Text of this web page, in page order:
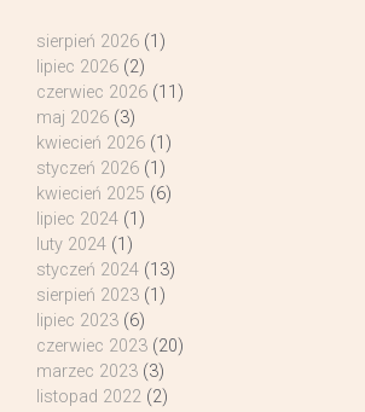
sierpień 2026 (1)
lipiec 2026 (2)
czerwiec 2026 (11)
maj 2026 (3)
kwiecień 2026 (1)
styczeń 2026 (1)
kwiecień 2025 (6)
lipiec 2024 (1)
luty 2024 (1)
styczeń 2024 (13)
sierpień 2023 (1)
lipiec 2023 (6)
czerwiec 2023 (20)
marzec 2023 (3)
listopad 2022 (2)